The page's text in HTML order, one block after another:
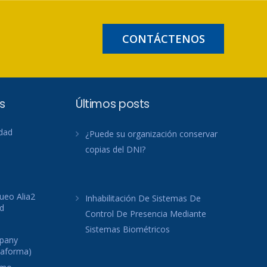
CONTÁCTENOS
Alia2
Últimos posts
¿Puede su organización conservar
copias del DNI?
Inhabilitación De Sistemas De
Control De Presencia Mediante
Sistemas Biométricos